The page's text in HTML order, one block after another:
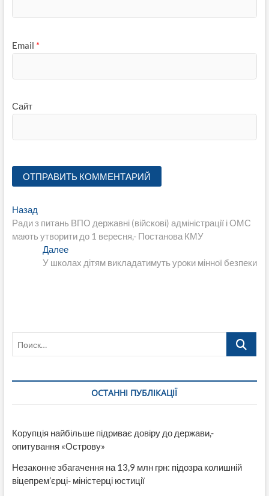
Email *
Сайт
Навигация
по
записям
НазадПредыдущая
запись:
Ради з питань ВПО державні (війскові) адміністрації і ОМС
мають утворити до 1 вересня,- Постанова КМУ
ДалееСледующая
запись:
У школах дітям викладатимуть уроки мінної безпеки
Поиск…
ОСТАННІ ПУБЛІКАЦІЇ
Корупція найбільше підриває довіру до держави,-
опитування «Острову»
Незаконне збагачення на 13,9 млн грн: підозра колишній
віцепрем’єрці- міністерці юстиції